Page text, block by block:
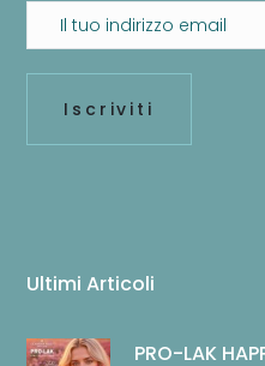
Ultimi Articoli
PRO-LAK